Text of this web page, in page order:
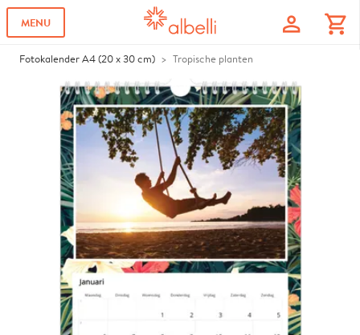
MENU profile shopping_cart
Fotokalender A4 (20 x 30 cm) Tropische planten